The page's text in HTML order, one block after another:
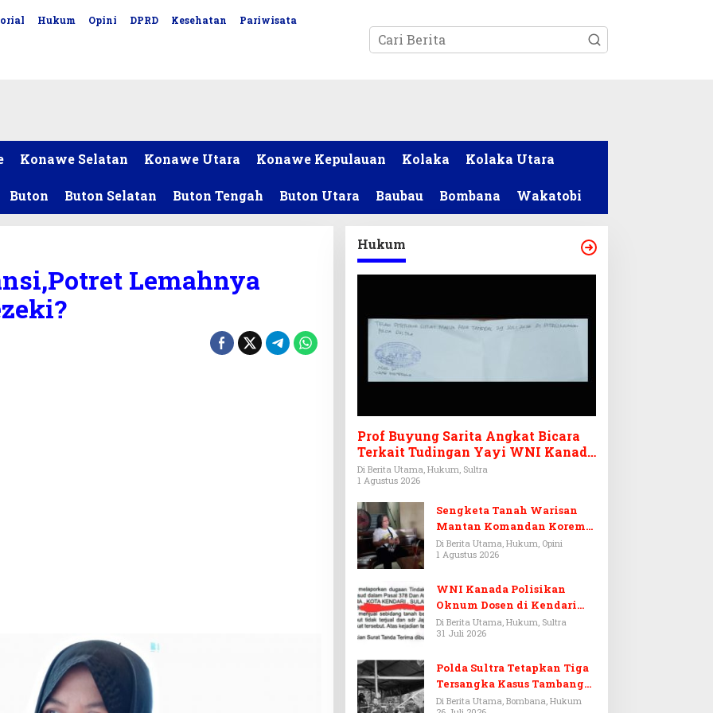
Hukum Opini DPRD Kesehatan Pariwisata
Konawe Selatan Konawe Utara Konawe Kepulauan Kolaka Kolaka Utara
Buton Buton Selatan Buton Tengah Buton Utara Baubau Bombana Wakatobi
Lemahnya
Hukum
Prof Buyung Sarita Angkat Bicara
Terkait Tudingan Yayi WNI Kanada
Ditagih Utang Rp3,6 Miliar
Di Berita Utama, Hukum, Sultra
1 Agustus 2026
Sengketa Tanah Warisan
Mantan Komandan Korem
143/HO, Ketika Warisan
Menjadi Arena Pemerasan
Di Berita Utama, Hukum, Opini
1 Agustus 2026
WNI Kanada Polisikan
Oknum Dosen di Kendari
Terkait Aset Puluhan Miliar
Di Berita Utama, Hukum, Sultra
31 Juli 2026
Polda Sultra Tetapkan Tiga
Tersangka Kasus Tambang
Emas Ilegal di Bombana
Di Berita Utama, Bombana, Hukum